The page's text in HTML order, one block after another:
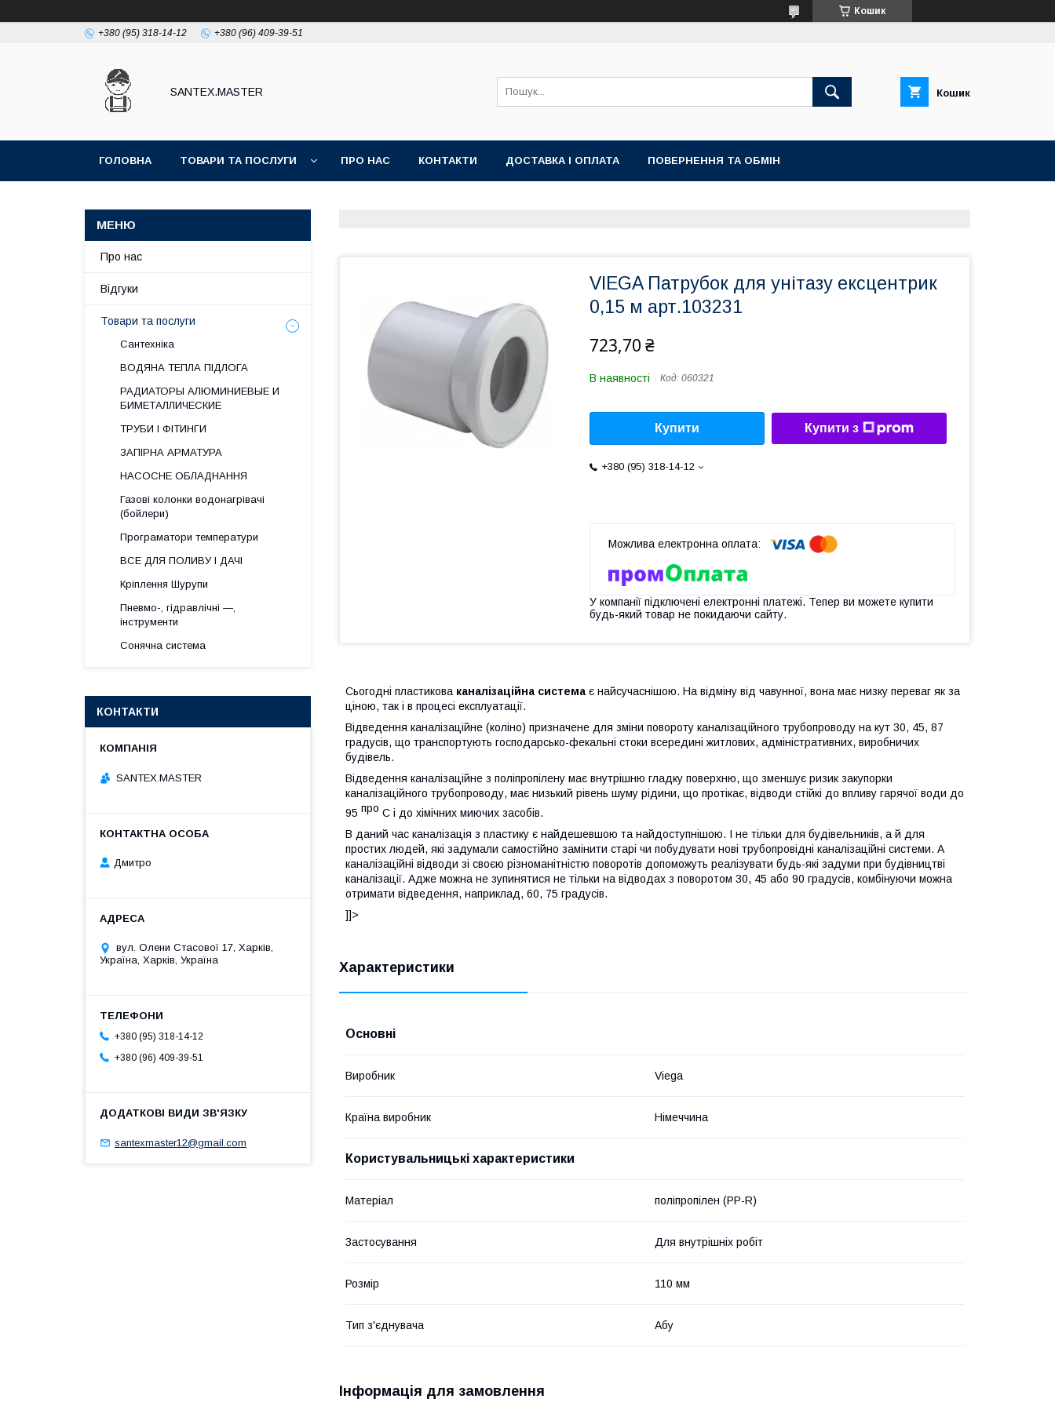
Кошик
+380 (95) 318-14-12 +380 (96) 409-39-51
SANTEX.MASTER Кошик
ГОЛОВНА ТОВАРИ ТА ПОСЛУГИ ПРО НАС КОНТАКТИ ДОСТАВКА І ОПЛАТА ПОВЕРНЕННЯ ТА ОБМІН
VIEGA Патрубок для унітазу ексцентрик
0,15 м арт.103231
723,70 ₴
В наявності Код: 060321
Купити Купити з
+380 (95) 318-14-12
У компанії підключені електронні платежі. Тепер ви можете купити
будь-який товар не покидаючи сайту.
Сьогодні пластикова каналізаційна система є найсучаснішою. На відміну від чавунної, вона має низку переваг як за
ціною, так і в процесі експлуатації.
Відведення каналізаційне (коліно) призначене для зміни повороту каналізаційного трубопроводу на кут 30, 45, 87
градусів, що транспортують господарсько-фекальні стоки всередині житлових, адміністративних, виробничих
будівель.
Відведення каналізаційне з поліпропілену має внутрішню гладку поверхню, що зменшує ризик закупорки
каналізаційного трубопроводу, має низький рівень шуму рідини, що протікає, відводи стійкі до впливу гарячої води до
95 про С і до хімічних миючих засобів.
В даний час каналізація з пластику є найдешевшою та найдоступнішою. І не тільки для будівельників, а й для
простих людей, які задумали самостійно замінити старі чи побудувати нові трубопровідні каналізаційні системи. А
каналізаційні відводи зі своєю різноманітністю поворотів допоможуть реалізувати будь-які задуми при будівництві
каналізації. Адже можна не зупинятися не тільки на відводах з поворотом 30, 45 або 90 градусів, комбінуючи можна
отримати відведення, наприклад, 60, 75 градусів.
]]>
Характеристики
Основні
Виробник Viega
Країна виробник Німеччина
Користувальницькі характеристики
Матеріал поліпропілен (PP-R)
Застосування Для внутрішніх робіт
Розмір 110 мм
Тип з'єднувача Абу
Інформація для замовлення
Про нас
Відгуки
Товари та послуги
Сантехніка
ВОДЯНА ТЕПЛА ПІДЛОГА
РАДИАТОРЫ АЛЮМИНИЕВЫЕ И
БИМЕТАЛЛИЧЕСКИЕ
ТРУБИ І ФІТИНГИ
ЗАПІРНА АРМАТУРА
НАСОСНЕ ОБЛАДНАННЯ
Газові колонки водонагрівачі
(бойлери)
Програматори температури
ВСЕ ДЛЯ ПОЛИВУ І ДАЧІ
Кріплення Шурупи
Пневмо-, гідравлічні —,
інструменти
Сонячна система
КОНТАКТИ
SANTEX.MASTER
Дмитро
вул. Олени Стасової 17, Харків,
Україна, Харків, Україна
+380 (95) 318-14-12
+380 (96) 409-39-51
santexmaster12@gmail.com